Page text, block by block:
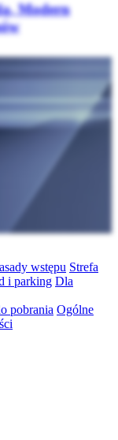
Modern
wstępu Strefa
i parking Dla
pobrania Ogólne